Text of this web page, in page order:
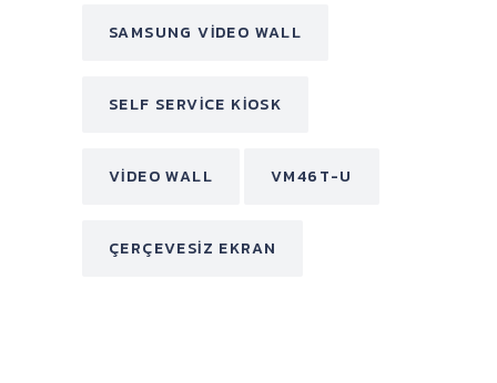
SAMSUNG VIDEO WALL
SELF SERVICE KIOSK
VIDEO WALL VM46T-U
ÇERÇEVESIZ EKRAN